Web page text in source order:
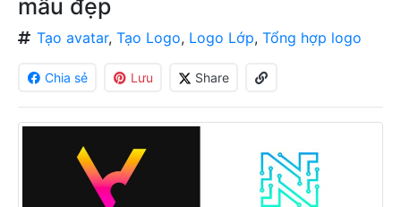
mẫu đẹp
Tạo avatar, Tạo Logo, Logo Lớp, Tổng hợp logo
Chia sẻ Lưu Share